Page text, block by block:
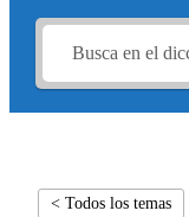
< Todos los temas